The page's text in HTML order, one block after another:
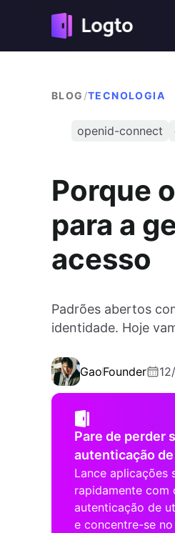
BLOG /TECNOLOGIA
openid-connect
Porque
para a
acesso
Padrões abertos
identidade. Hoje
GaoFounder
Pare de perder
autenticação
Lance aplicações
rapidamente com
autenticação de
e concentre-se